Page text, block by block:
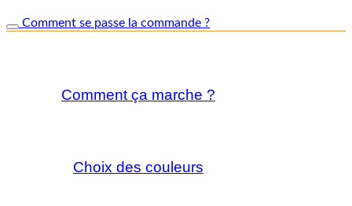
Comment se passe la commande ?
Comment ça marche ?
Choix des couleurs